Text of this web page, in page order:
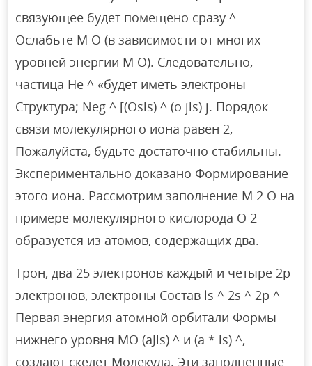
связующее будет помещено сразу ^
Ослабьте M O (в зависимости от многих
уровней энергии М О). Следовательно,
частица He ^ «будет иметь электроны
Структура; Neg ^ [(Osls) ^ (o jls) j. Порядок
связи молекулярного иона равен 2,
Пожалуйста, будьте достаточно стабильны.
Экспериментально доказано Формирование
этого иона. Рассмотрим заполнение М 2 О на
примере молекулярного кислорода O 2
образуется из атомов, содержащих два.
Трон, два 25 электронов каждый и четыре 2р
электронов, электроны Состав ls ^ 2s ^ 2p ^
Первая энергия атомной орбитали Формы
нижнего уровня МО (aJls) ^ и (a * ls) ^,
создают скелет Молекула. Эти заполненные